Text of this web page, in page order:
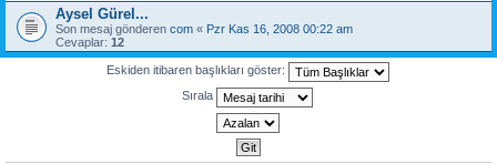
Aysel Gürel...
Son mesaj gönderen com « Pzr Kas 16, 2008 00:22 am
Cevaplar: 12
Eskiden itibaren başlıkları göster:
Sırala